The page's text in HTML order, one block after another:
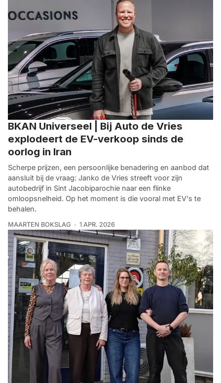
BKAN Universeel | Bij Auto de Vries
explodeert de EV-verkoop sinds de
oorlog in Iran
Scherpe prijzen, een persoonlijke benadering en aanbod dat
aansluit bij de vraag: Janko de Vries streeft voor zijn
autobedrijf in Sint Jacobiparochie naar een flinke
omloopsnelheid. Op het moment is die vooral met EV's te
behalen.
MAARTEN BOKSLAG 1 APR. 2026